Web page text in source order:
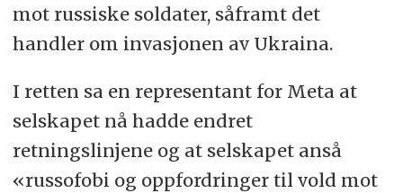
mot russiske soldater, såframt det
handler om invasjonen av Ukraina.
I retten sa en representant for Meta at
selskapet nå hadde endret
retningslinjene og at selskapet anså
«russofobi og oppfordringer til vold mot